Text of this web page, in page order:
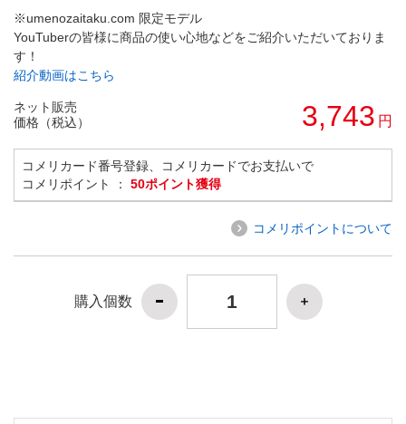
※umenozaitaku.com 限定モデル
YouTuberの皆様に商品の使い心地などをご紹介いただいておりま
す！
紹介動画はこちら
ネット販売
価格（税込）
3,743 円
コメリカード番号登録、コメリカードでお支払いで
コメリポイント ： 50ポイント獲得
コメリポイントについて
購入個数